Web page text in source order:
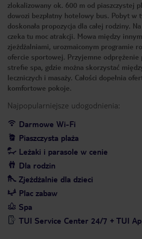
zlokalizowany ok. 600 m od piaszczystej
dowozi bezpłatny hotelowy bus. Pobyt w
doskonała propozycja dla całej rodziny.
czeka tu moc atrakcji. Mowa między
zjeżdżalniami, urozmaiconym programie
ofercie sportowej. Przyjemne
strefie spa, gdzie można skorzystać
leczniczych i masaży. Całości dopełnia
komfortowe pokoje.
Najpopularniejsze udogodnienia:
Darmowe Wi-Fi
Piaszczysta plaża
Leżaki i parasole w cenie
Dla rodzin
Zjeżdżalnie dla dzieci
Plac zabaw
Spa
TUI Service Center 24/7 + TUI